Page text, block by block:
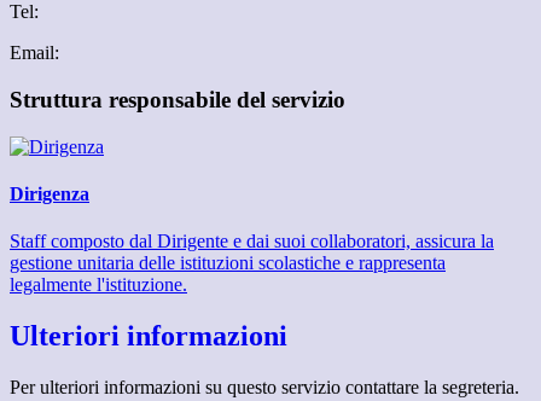
Tel:
Email:
Struttura responsabile del servizio
Dirigenza
Staff composto dal Dirigente e dai suoi collaboratori, assicura la
gestione unitaria delle istituzioni scolastiche e rappresenta
legalmente l'istituzione.
Ulteriori informazioni
Per ulteriori informazioni su questo servizio contattare la segreteria.